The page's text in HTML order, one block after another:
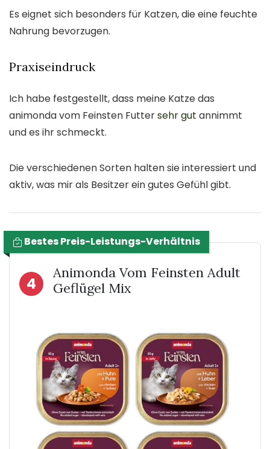
Es eignet sich besonders für Katzen, die eine feuchte
Nahrung bevorzugen.
Praxiseindruck
Ich habe festgestellt, dass meine Katze das
animonda vom Feinsten Futtersehr gut annimmt
und es ihr schmeckt.
Die verschiedenen Sorten halten sie interessiert und
aktiv, was mir als Besitzer ein gutes Gefühl gibt.
Bestes Preis-Leistungs-Verhältnis
4
Animonda Vom Feinsten Adult
Geflügel Mix